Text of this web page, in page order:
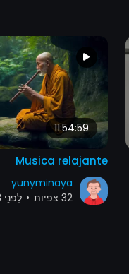
11:54:59
Musica relajante
yunyminaya
32 צפיות
• לִפנֵי 3 חודשים